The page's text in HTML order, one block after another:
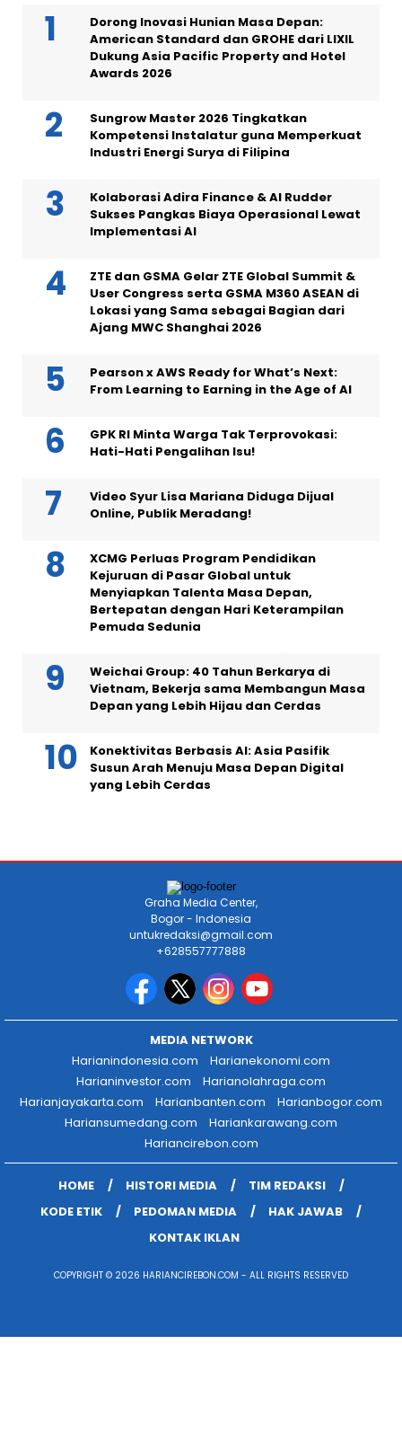
Dorong Inovasi Hunian Masa Depan:
American Standard dan GROHE dari LIXIL
Dukung Asia Pacific Property and Hotel
Awards 2026
Sungrow Master 2026 Tingkatkan
Kompetensi Instalatur guna Memperkuat
Industri Energi Surya di Filipina
Kolaborasi Adira Finance & AI Rudder
Sukses Pangkas Biaya Operasional Lewat
Implementasi AI
ZTE dan GSMA Gelar ZTE Global Summit &
User Congress serta GSMA M360 ASEAN di
Lokasi yang Sama sebagai Bagian dari
Ajang MWC Shanghai 2026
Pearson x AWS Ready for What’s Next:
From Learning to Earning in the Age of AI
GPK RI Minta Warga Tak Terprovokasi:
Hati-Hati Pengalihan Isu!
Video Syur Lisa Mariana Diduga Dijual
Online, Publik Meradang!
XCMG Perluas Program Pendidikan
Kejuruan di Pasar Global untuk
Menyiapkan Talenta Masa Depan,
Bertepatan dengan Hari Keterampilan
Pemuda Sedunia
Weichai Group: 40 Tahun Berkarya di
Vietnam, Bekerja sama Membangun Masa
Depan yang Lebih Hijau dan Cerdas
Konektivitas Berbasis AI: Asia Pasifik
Susun Arah Menuju Masa Depan Digital
yang Lebih Cerdas
Graha Media Center,
Bogor - Indonesia
untukredaksi@gmail.com
+628557777888
MEDIA NETWORK
Harianindonesia.com
Harianekonomi.com
Harianinvestor.com
Harianolahraga.com
Harianjayakarta.com
Harianbanten.com
Harianbogor.com
Hariansumedang.com
Hariankarawang.com
Hariancirebon.com
HOME HISTORI MEDIA
TIM REDAKSI
KODE ETIK
PEDOMAN MEDIA
HAK JAWAB
KONTAK IKLAN
COPYRIGHT © 2026 HARIANCIREBON.COM - ALL RIGHTS RESERVED